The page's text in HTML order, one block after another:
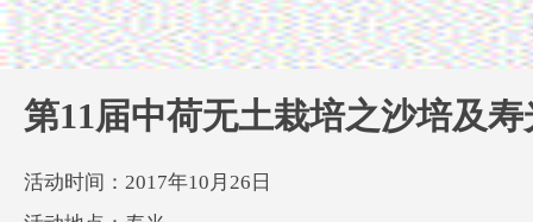
第11届中荷无土栽培之沙培及
活动时间：2017年10月26日